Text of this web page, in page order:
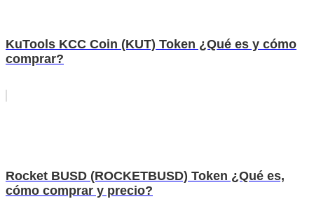
KuTools KCC Coin (KUT) Token ¿Qué es y cómo
comprar?
Rocket BUSD (ROCKETBUSD) Token ¿Qué es,
cómo comprar y precio?